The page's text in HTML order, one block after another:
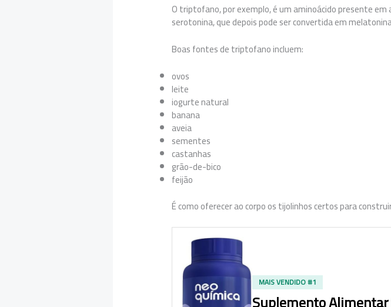
O triptofano, por exemplo, é um aminoácido presente
serotonina, que depois pode ser convertida em
Boas fontes de triptofano incluem:
ovos
leite
iogurte natural
banana
aveia
sementes
castanhas
grão-de-bico
feijão
É como oferecer ao corpo os tijolinhos certos para
MAIS VENDIDO #1